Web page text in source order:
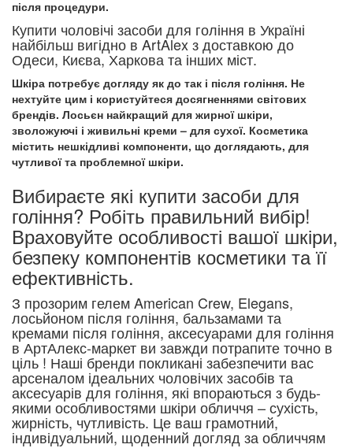
після процедури.
Купити чоловічі засоби для гоління в Україні
найбільш вигідно в ArtAlex з доставкою до
Одеси, Києва, Харкова та інших міст.
Шкіра потребує догляду як до так і після гоління. Не
нехтуйте цим і користуйтеся досягненнями світових
брендів. Лосьєн найкращий для жирної шкіри,
зволожуючі і живильні креми – для сухої. Косметика
містить нешкідливі компоненти, що доглядають, для
чутливої та проблемної шкіри.
Вибираєте які купити засоби для
гоління? Робіть правильний вибір!
Враховуйте особливості вашої шкіри,
безпеку компонентів косметики та її
ефективність.
З прозорим гелем American Crew, Elegans,
лосьйоном після гоління, бальзамами та
кремами після гоління, аксесуарами для гоління
в АртАлекс-маркет ви завжди потрапите точно в
ціль ! Наші бренди покликані забезпечити вас
арсеналом ідеальних чоловічих засобів та
аксесуарів для гоління, які впораються з будь-
якими особливостями шкіри обличчя – сухість,
жирність, чутливість. Це ваш грамотний,
індивідуальний, щоденний догляд за обличчям